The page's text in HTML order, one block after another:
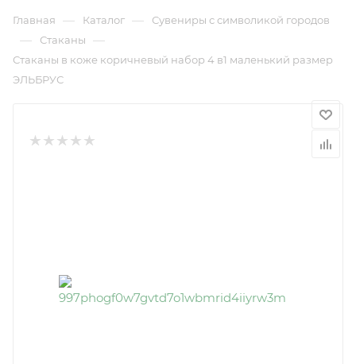
Главная — Каталог — Сувениры с символикой городов
— Стаканы —
Стаканы в коже коричневый набор 4 в1 маленький размер
ЭЛЬБРУС